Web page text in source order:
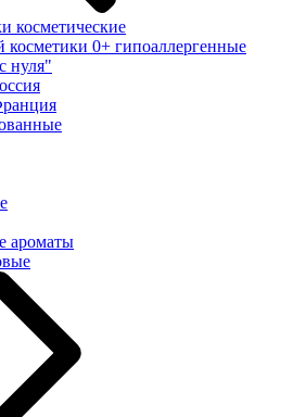
косметические
косметики 0+ гипоаллергенные
нуля"
ароматы